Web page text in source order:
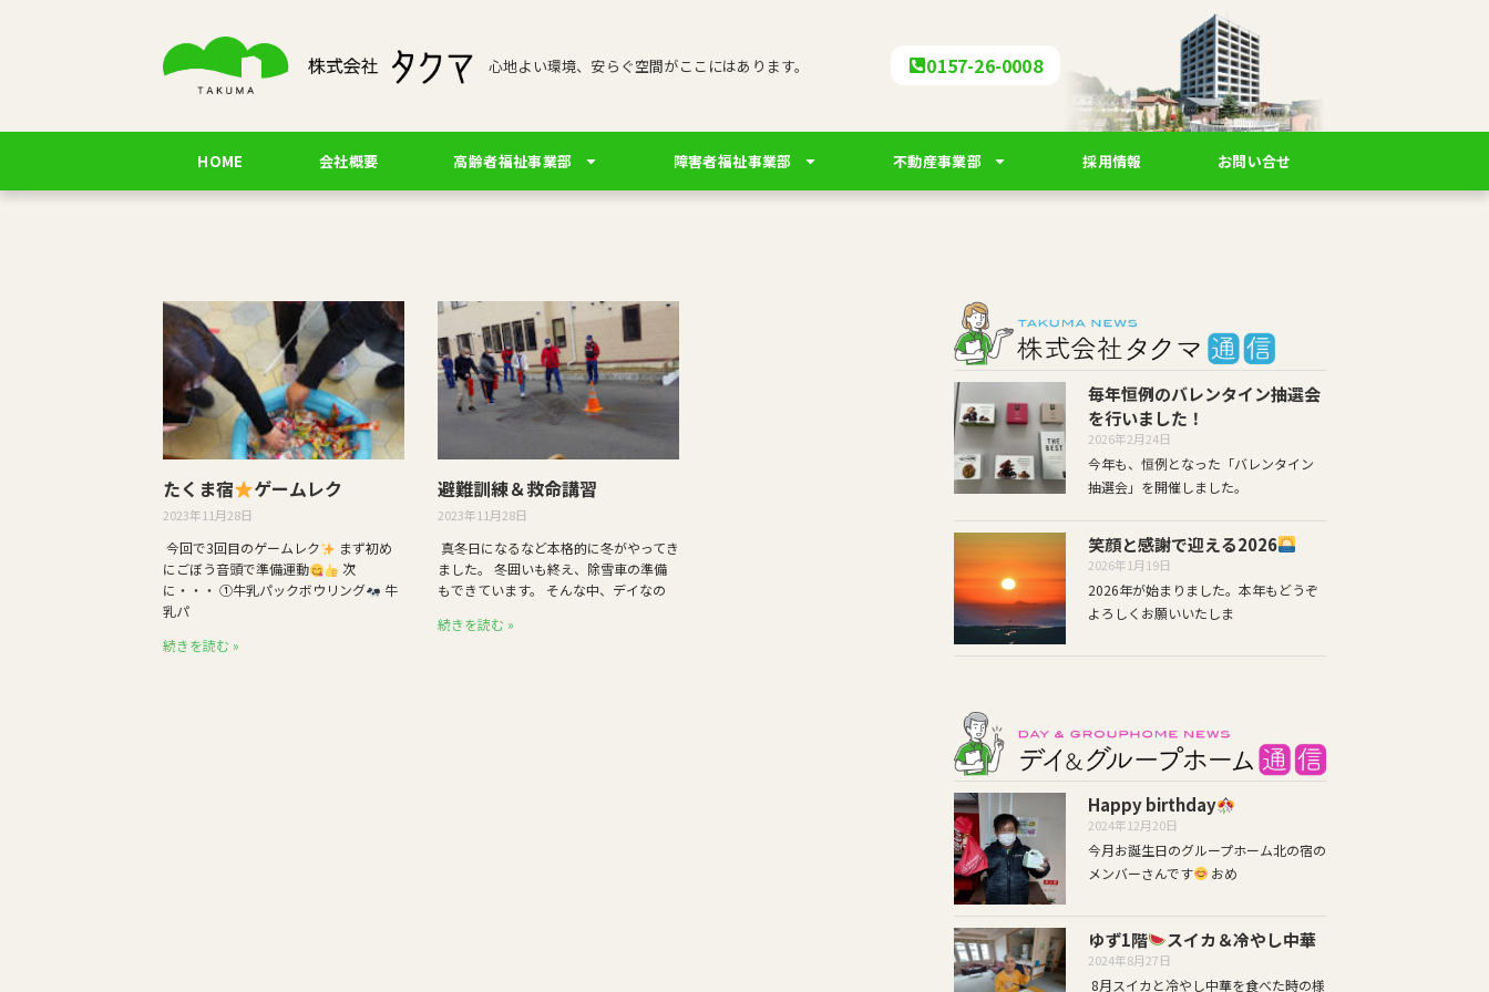
心地よい環境、安らぐ空間がここにはあります。 0157-26-0008
HOME 会社概要 高齢者福祉事業部 障害者福祉事業部 不動産事業部 採用情報 お問い合せ
たくま宿 ゲームレク
2023年11月28日
今回で3回目のゲームレク
まず初め
にごぼう音頭で準備運動
次
に・・・ ①牛乳パックボウリング
牛
乳パ
続きを読む »
避難訓練＆救命講習
2023年11月28日
真冬日になるなど本格的に冬がやってき
ました。 冬囲いも終え、除雪車の準備
もできています。 そんな中、デイなの
続きを読む »
毎年恒例のバレンタイン抽選会
を行いました！
2026年2月24日
今年も、恒例となった「バレンタイン
抽選会」を開催しました。
笑顔と感謝で迎える2026
2026年1月19日
2026年が始まりました。本年もどうぞ
よろしくお願いいたしま
Happy birthday
2024年12月20日
今月お誕生日のグループホーム北の宿の
メンバーさんです
おめ
ゆず1階 スイカ＆冷やし中華
2024年8月27日
8月スイカと冷やし中華を食べた時の様